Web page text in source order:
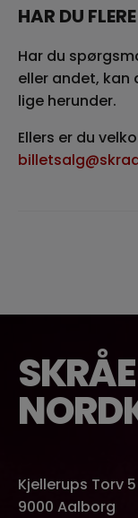
HAR DU
Har du
eller andet, kan
lige herunder.
Ellers er du
Kjellerups Torv 5
9000 Aalborg